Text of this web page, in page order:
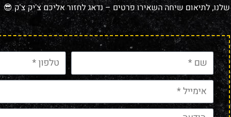
שלנו, לתיאום שיחה השאירו פרטים – נדאג לחזור אליכם צ'יק צ'ק 😎